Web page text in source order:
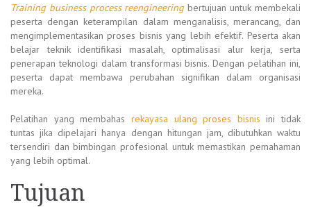
Training business process reengineering bertujuan untuk membekali
peserta dengan keterampilan dalam menganalisis, merancang, dan
mengimplementasikan proses bisnis yang lebih efektif. Peserta akan
belajar teknik identifikasi masalah, optimalisasi alur kerja, serta
penerapan teknologi dalam transformasi bisnis. Dengan pelatihan ini,
peserta dapat membawa perubahan signifikan dalam organisasi
mereka.
Pelatihan yang membahas rekayasa ulang proses bisnis ini tidak
tuntas jika dipelajari hanya dengan hitungan jam, dibutuhkan waktu
tersendiri dan bimbingan profesional untuk memastikan pemahaman
yang lebih optimal.
Tujuan